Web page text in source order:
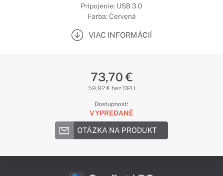
Pripojenie: USB 3.0
Farba: Červená
VIAC INFORMÁCIÍ
73,70 €
59,92 € bez DPH
Dostupnosť:
VYPREDANÉ
OTÁZKA NA PRODUKT